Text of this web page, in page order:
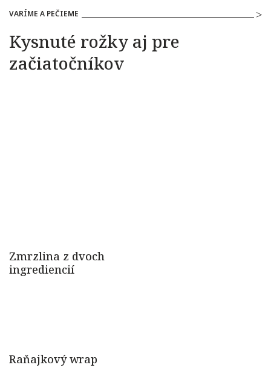
VARÍME A PEČIEME